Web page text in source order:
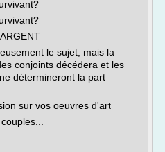
le sujet, mais la
conjoints décédera et les
détermineront la part
sur vos oeuvres d'art